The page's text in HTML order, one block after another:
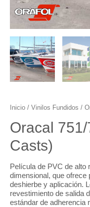
Inicio / Vinilos Fundidos /
Oracal
Casts)
Película de PVC de alto
dimensional, que ofrece
deshierbe y aplicación.
revestimiento de salida
estándar de adherencia